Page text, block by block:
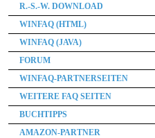
R.-S.-W. DOWNLOAD
WINFAQ (HTML)
WINFAQ (JAVA)
FORUM
WINFAQ-PARTNERSEITEN
WEITERE FAQ SEITEN
BUCHTIPPS
AMAZON-PARTNER